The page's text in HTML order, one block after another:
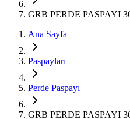
GRB PERDE PASPAYI
Ana Sayfa
Paspayları
Perde Paspayı
GRB PERDE PASPAYI